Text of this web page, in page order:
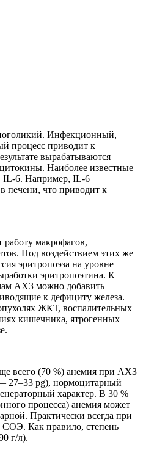
Инфекционный,
процесс приводит к
вырабатываются
Наиболее известные
6. Например, IL-6
печени, что приводит к
макрофагов,
Под воздействием этих же
эритропоэза на уровне
эритропоэтина. К
АХЗ можно добавить
к дефициту железа.
ЖКТ, воспалительных
кишечника, ятрогенных
всего (70 %) анемия при АХЗ
27–33 pg), нормоцитарный
характер. В 30 %
процесса) анемия может
Практически всегда при
Как правило, степень
г/л).